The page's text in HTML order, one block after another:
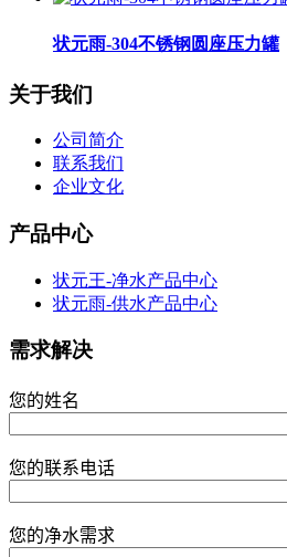
状元雨-304不锈钢圆座压力罐
关于我们
公司简介
联系我们
企业文化
产品中心
状元王-净水产品中心
状元雨-供水产品中心
需求解决
您的姓名
您的联系电话
您的净水需求